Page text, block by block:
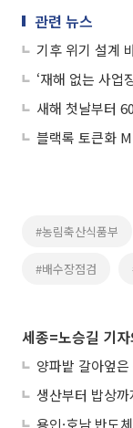
관련 뉴스
블랙록 토큰화
#농림축산식품부
#배수장점검
세종=노승길 기
양파밭 갈아엎